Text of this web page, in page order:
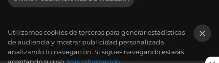
Utilizamos cookies de terceros para generar estadísticas
de audiencia y mostrar publicidad personalizada
analizando tu navegación. Si sigues navegando estarás